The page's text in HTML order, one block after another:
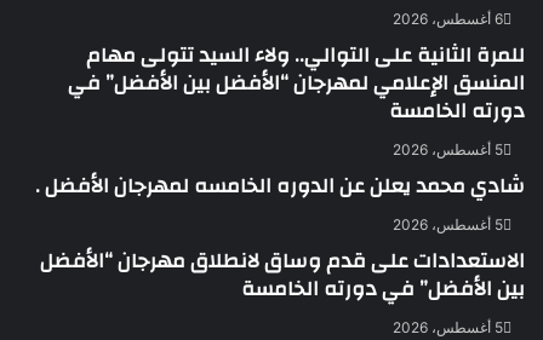
6 أغسطس، 2026
للمرة الثانية على التوالي.. ولاء السيد تتولى مهام
المنسق الإعلامي لمهرجان “الأفضل بين الأفضل” في
دورته الخامسة
5 أغسطس، 2026
شادي محمد يعلن عن الدوره الخامسه لمهرجان الأفضل .
5 أغسطس، 2026
الاستعدادات على قدم وساق لانطلاق مهرجان “الأفضل
بين الأفضل” في دورته الخامسة
5 أغسطس، 2026